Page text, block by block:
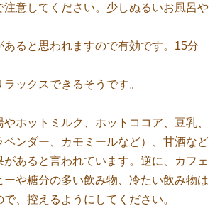
注意してください。少しぬるいお風呂や
あると思われますので有効です。15分
ックスできるそうです。
ホットミルク、ホットココア、豆乳、
ベンダー、カモミールなど）、甘酒など
があると言われています。逆に、カフェ
ーや糖分の多い飲み物、冷たい飲み物は
、控えるようにしてください。